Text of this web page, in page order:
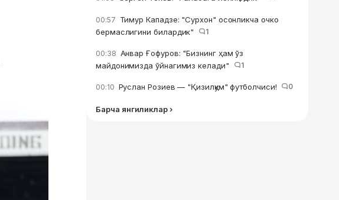
00:57 Тимур Кападзе: "Сурхон" осонликча очко
бермаслигини билардик"
1
00:38 Анвар Ғофуров: "Бизнинг ҳам ўз
майдонимизда ўйнагимиз келади"
1
00:10 Руслан Розиев — "Қизилқум" футболчиси! 0
Барча янгиликлар ›